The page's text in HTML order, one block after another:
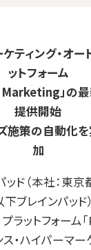
ティング・オー
ットフォーム
」の最
提供開始
施策の自動化
加
ド（本社：東
ブレインパッド
プラットフォー
ハイパーマー